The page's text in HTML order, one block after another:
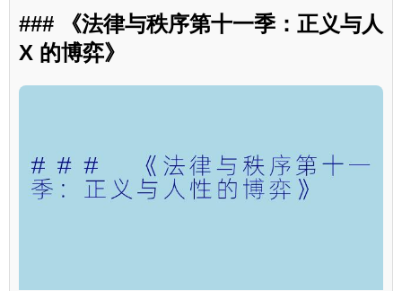
### 《法律与秩序第十一季：正义与人
X 的博弈》